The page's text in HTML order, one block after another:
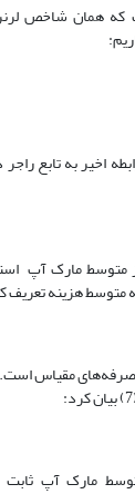
که همان شاخص
اخیر به تابع
متوسط مارک آپ
هزینه تعریف
مارک آپ